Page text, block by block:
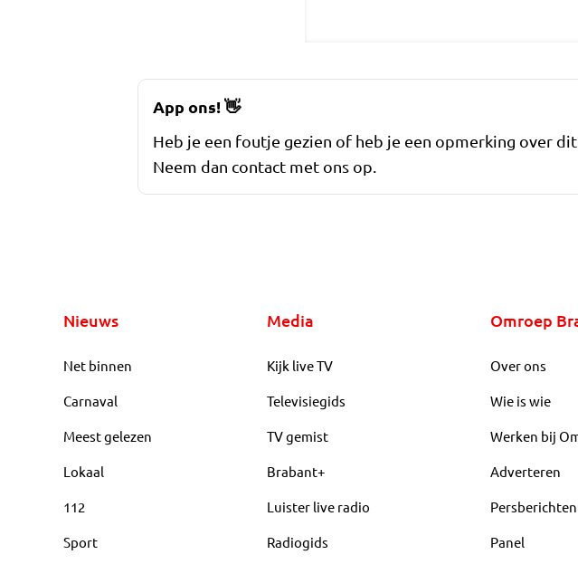
App ons!👋
Heb je een foutje gezien of heb je een opmerking over
Neem dan contact met ons op.
Nieuws
Net binnen
Carnaval
Meest gelezen
Lokaal
112
Sport
Media
Kijk live TV
Televisiegids
TV gemist
Brabant+
Luister live radio
Radiogids
Omroep
Over ons
Wie is wie
Werken bij
Adverteren
Persberichten
Panel